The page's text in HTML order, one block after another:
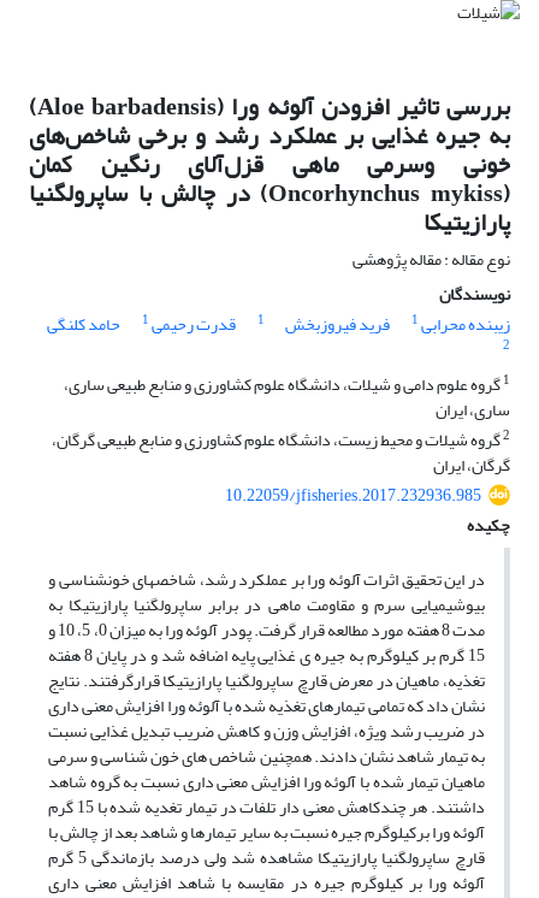
بررسی تاثیر افزودن آلوئه ورا (Aloe barbadensis)
به جیره غذایی بر عملکرد رشد و برخی شاخص‌های
خونی وسرمی ماهی قزل‌آلای رنگین کمان
(Oncorhynchus mykiss) در چالش با ساپرولگنیا
پارازیتیکا
نوع مقاله : مقاله پژوهشی
نویسندگان
زیبنده محرابی1 فرید فیروزبخش 1 قدرت رحیمی1 حامد کلنگی
2
1گروه علوم دامی و شیلات، دانشگاه علوم کشاورزی و منابع طبیعی ساری،
ساری، ایران
2گروه شیلات و محیط زیست، دانشگاه علوم کشاورزی و منابع طبیعی گرگان،
گرگان، ایران
10.22059/jfisheries.2017.232936.985
چکیده
در این تحقیق اثرات آلوئه ورا بر عملکرد رشد، شاخص­های خون­شناسی و
بیوشیمیایی سرم و مقاومت ماهی در برابر ساپرولگنیا پارازیتیکا به
مدت 8 هفته مورد مطالعه قرار گرفت. پودر آلوئه ورا به میزان 0، 5، 10 و
15 گرم بر کیلوگرم به جیره ی غذایی پایه اضافه شد و در پایان 8 هفته
تغذیه، ماهیان در معرض قارچ ساپرولگنیا پارازیتیکا قرارگرفتند. نتایج
نشان داد که تمامی تیمارهای تغذیه شده با آلوئه ورا افزایش معنی داری
در ضریب رشد ویژه، افزایش وزن و کاهش ضریب تبدیل غذایی نسبت
به تیمار شاهد نشان دادند. همچنین شاخص ­های خون شناسی و سرمی
ماهیان تیمار شده با آلوئه ورا افزایش معنی داری نسبت به گروه شاهد
داشتند. هر چندکاهش معنی­ دار تلفات در تیمار تغدیه شده با 15 گرم
آلوئه ورا برکیلوگرم جیره نسبت به سایر تیمارها و شاهد بعد از چالش با
قارچ ساپرولگنیا پارازیتیکا مشاهده شد ولی درصد بازماندگی 5 گرم
آلوئه ورا بر کیلوگرم جیره در مقایسه با شاهد افزایش معنی ­داری